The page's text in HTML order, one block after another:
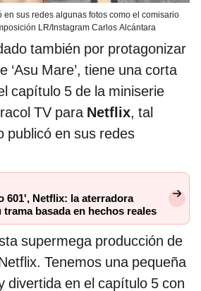
sus redes algunas fotos como el comisario
LR/Instagram Carlos Alcántara
también por protagonizar
‘Asu Mare’, tiene una corta
capítulo 5 de la miniserie
TV para Netflix, tal
publicó en sus redes
601', Netflix: la aterradora
basada en hechos reales
supermega producción de
Tenemos una pequeña
divertida en el capítulo 5 con